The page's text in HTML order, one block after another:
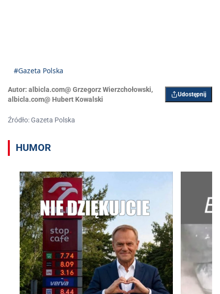
#Gazeta Polska
Autor: albicla.com@ Grzegorz Wierzchołowski,
albicla.com@ Hubert Kowalski
Udostępnij
Źródło: Gazeta Polska
HUMOR